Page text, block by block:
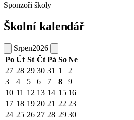
Sponzoři školy
Školní kalendář
Srpen2026
Po Út St Čt Pá So Ne
27 28 29 30 31 1
2
3
4 5 6 7 8
9
10 11 12 13 14 15 16
17 18 19 20 21 22 23
24 25 26 27 28 29 30